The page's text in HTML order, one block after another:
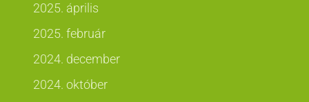
2025. április
2025. február
2024. december
2024. október